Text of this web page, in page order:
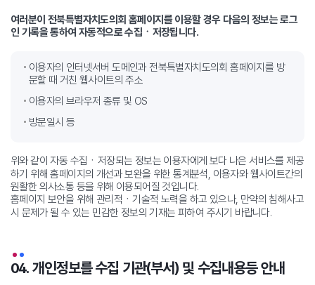
여러분이 전북특별자치도의회 홈페이지를 이용할 경우 다음의 정보는 로그
인 기록을 통하여 자동적으로 수집ㆍ저장됩니다.
이용자의 인터넷서버 도메인과 전북특별자치도의회 홈페이지를 방
문할 때 거친 웹사이트의 주소
이용자의 브라우저 종류 및 OS
방문일시 등
위와 같이 자동 수집ㆍ저장되는 정보는 이용자에게 보다 나은 서비스를 제공
하기 위해 홈페이지의 개선과 보완을 위한 통계분석, 이용자와 웹사이트간의
원활한 의사소통 등을 위해 이용되어질 것입니다.
홈페이지 보안을 위해 관리적ㆍ기술적 노력을 하고 있으나, 만약의 침해사고
시 문제가 될 수 있는 민감한 정보의 기재는 피하여 주시기 바랍니다.
04. 개인정보를 수집 기관(부서) 및 수집내용등 안내